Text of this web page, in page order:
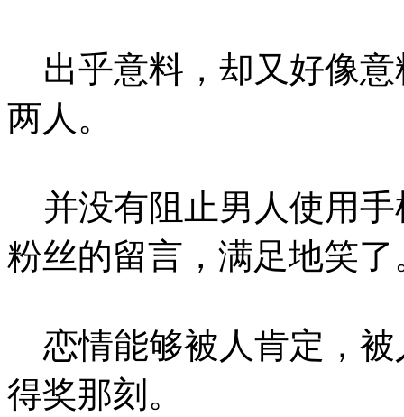
出乎意料，却又好像意
两人。
并没有阻止男人使用手
粉丝的留言，满足地笑了
恋情能够被人肯定，被
得奖那刻。